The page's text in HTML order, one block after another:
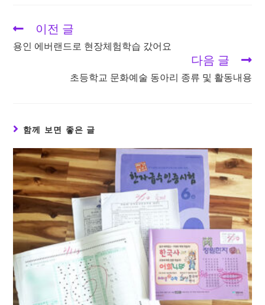
Read
articles
이전 글
용인 에버랜드로 현장체험학습 갔어요
다음 글
초등학교 문화예술 동아리 종류 및 활동내용
함께 보면 좋은 글